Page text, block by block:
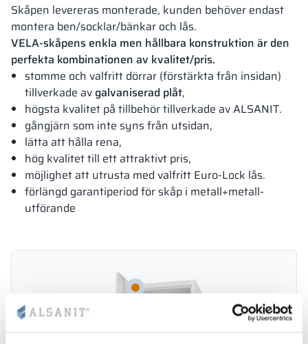
Skåpen levereras monterade, kunden behöver endast
montera ben/socklar/bänkar och lås.
VELA-skåpens enkla men hållbara konstruktion är den
perfekta kombinationen av kvalitet/pris.
stomme och valfritt dörrar (förstärkta från insidan)
tillverkade av galvaniserad plåt,
högsta kvalitet på tillbehör tillverkade av ALSANIT.
gångjärn som inte syns från utsidan,
lätta att hålla rena,
hög kvalitet till ett attraktivt pris,
möjlighet att utrusta med valfritt Euro-Lock lås.
förlängd garantiperiod för skåp i metall+metall-
utförande